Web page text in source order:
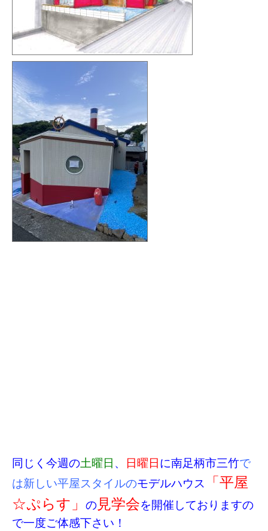
同じく今週の土曜日 、 日曜日 に南足柄市三竹で
は新しい平屋スタイルのモデルハウス
「平屋
☆ぷらす」
の 見学会を開催しておりますの
で一度ご体感下さい！